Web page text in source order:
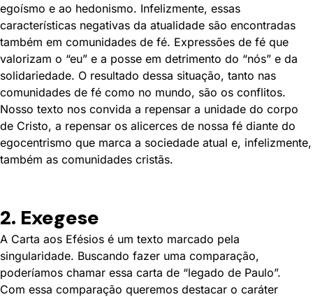
egoísmo e ao hedonismo. Infelizmente, essas
características negativas da atualidade são encontradas
também em comunidades de fé. Expressões de fé que
valorizam o “eu” e a posse em detrimento do “nós” e da
solidariedade. O resultado dessa situação, tanto nas
comunidades de fé como no mundo, são os conflitos.
Nosso texto nos convida a repensar a unidade do corpo
de Cristo, a repensar os alicerces de nossa fé diante do
egocentrismo que marca a sociedade atual e, infelizmente,
também as comunidades cristãs.
2. Exegese
A Carta aos Efésios é um texto marcado pela
singularidade. Buscando fazer uma comparação,
poderíamos chamar essa carta de “legado de Paulo”.
Com essa comparação queremos destacar o caráter